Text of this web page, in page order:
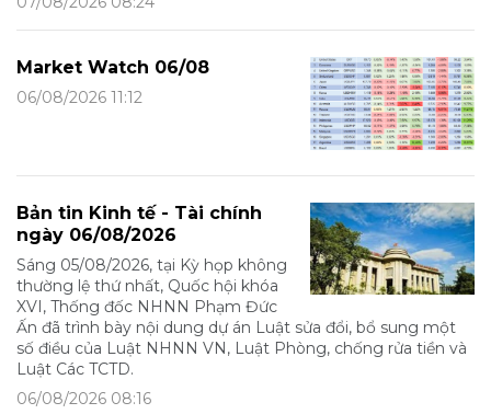
Market Watch 06/08
06/08/2026 11:12
Bản tin Kinh tế - Tài chính
ngày 06/08/2026
Sáng 05/08/2026, tại Kỳ họp không
thường lệ thứ nhất, Quốc hội khóa
XVI, Thống đốc NHNN Phạm Đức
Ấn đã trình bày nội dung dự án Luật sửa đổi, bổ sung một
số điều của Luật NHNN VN, Luật Phòng, chống rửa tiền và
Luật Các TCTD.
06/08/2026 08:16